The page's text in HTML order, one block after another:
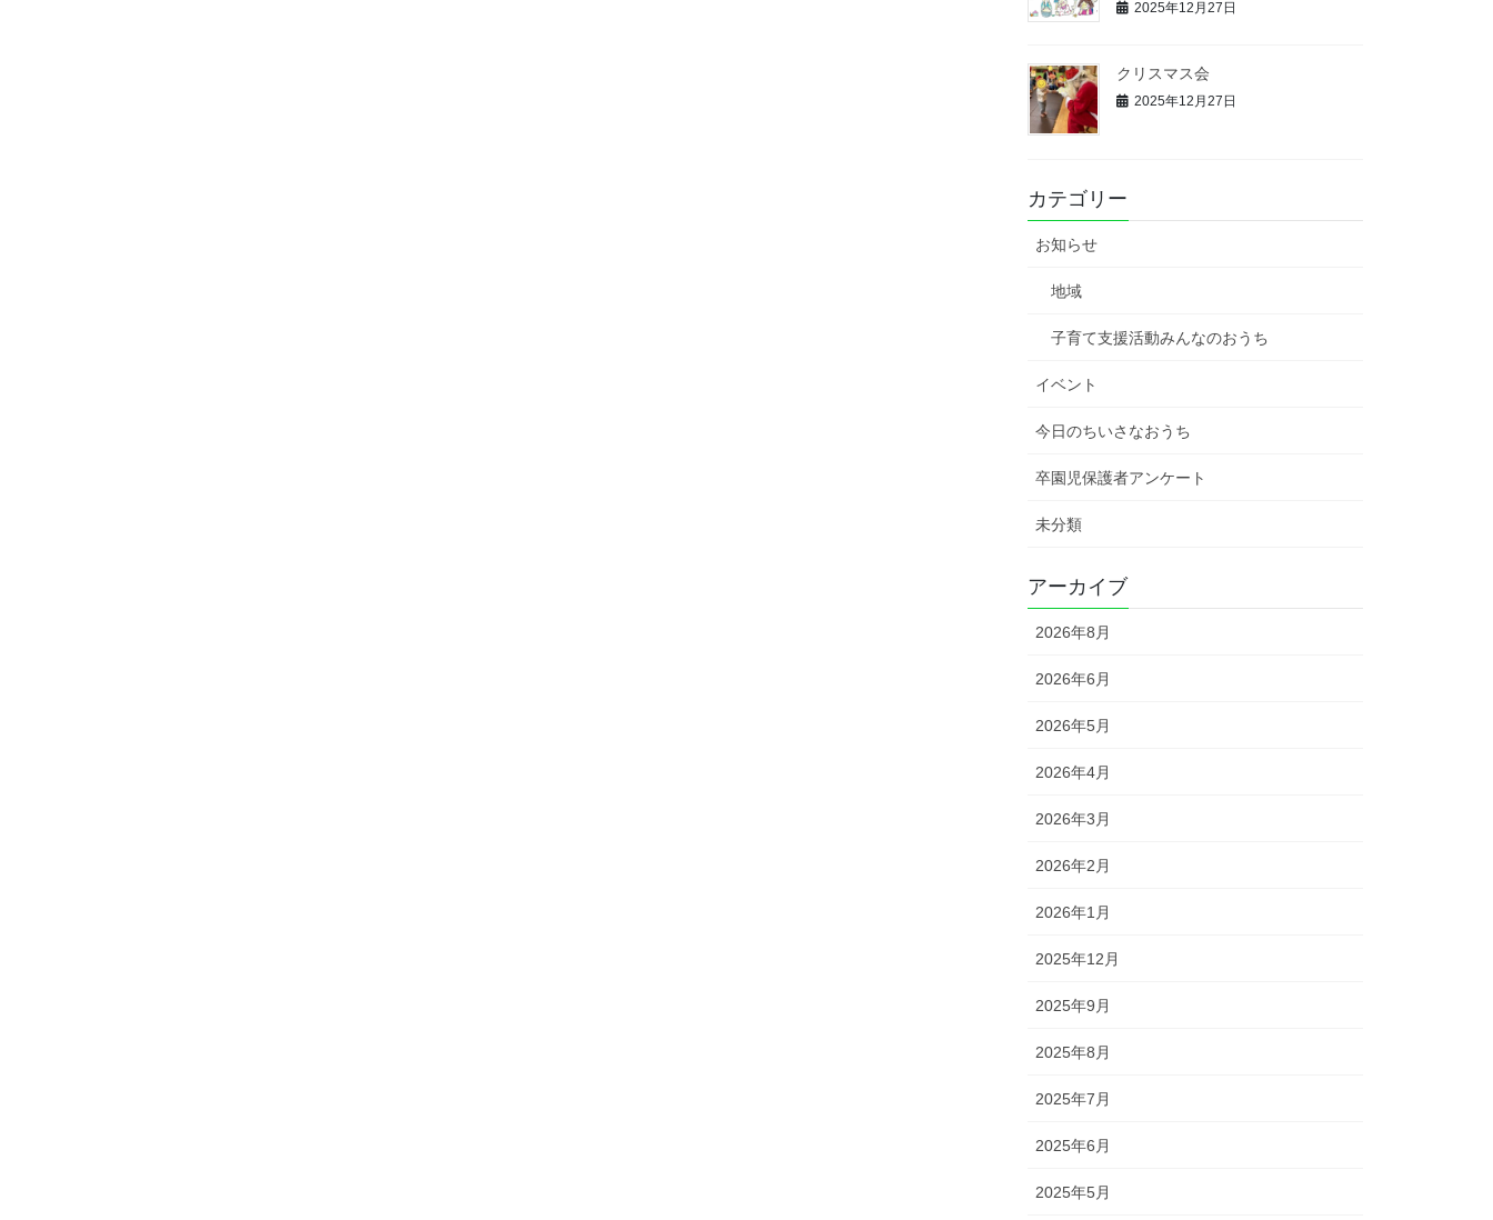
2025年12月27日
クリスマス会
2025年12月27日
カテゴリー
お知らせ
地域
子育て支援活動みんなのおうち
イベント
今日のちいさなおうち
卒園児保護者アンケート
未分類
アーカイブ
2026年8月
2026年6月
2026年5月
2026年4月
2026年3月
2026年2月
2026年1月
2025年12月
2025年9月
2025年8月
2025年7月
2025年6月
2025年5月